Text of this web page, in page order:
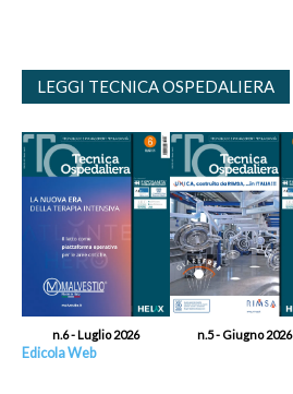
LEGGI TECNICA OSPEDALIERA
n.6 - Luglio 2026 n.5 - Giugno 2026
Edicola Web